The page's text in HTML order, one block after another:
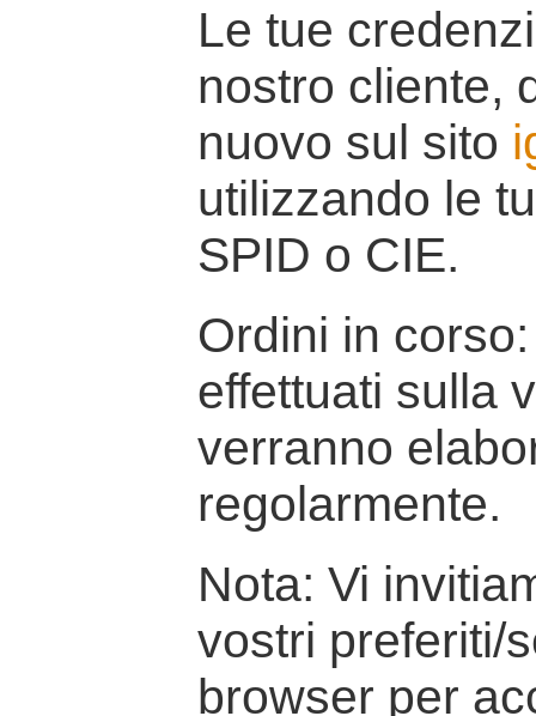
Le tue
nostro cliente,
nuovo sul sito
utilizzando le
SPID o CIE.
Ordini in
effettuati sulla
verranno
regolarmente.
Nota: Vi
vostri preferiti/
browser per